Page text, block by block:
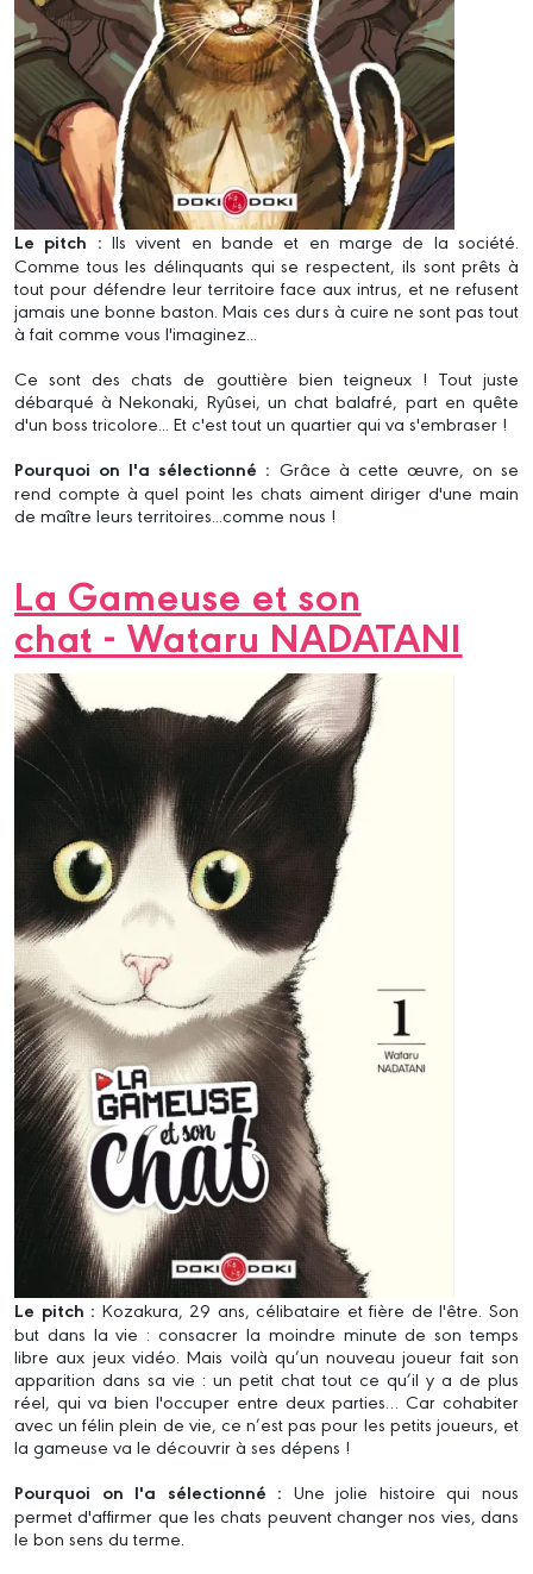
Le pitch : Ils vivent en bande et en marge de la société.
Comme tous les délinquants qui se respectent, ils sont prêts à
tout pour défendre leur territoire face aux intrus, et ne refusent
jamais une bonne baston. Mais ces durs à cuire ne sont pas tout
à fait comme vous l'imaginez...
Ce sont des chats de gouttière bien teigneux ! Tout juste
débarqué à Nekonaki, Ryûsei, un chat balafré, part en quête
d'un boss tricolore... Et c'est tout un quartier qui va s'embraser !
Pourquoi on l'a sélectionné : Grâce à cette œuvre, on se
rend compte à quel point les chats aiment diriger d'une main
de maître leurs territoires...comme nous !
La Gameuse et son
chat - Wataru NADATANI
Le pitch : Kozakura, 29 ans, célibataire et fière de l'être. Son
but dans la vie : consacrer la moindre minute de son temps
libre aux jeux vidéo. Mais voilà qu’un nouveau joueur fait son
apparition dans sa vie : un petit chat tout ce qu’il y a de plus
réel, qui va bien l'occuper entre deux parties… Car cohabiter
avec un félin plein de vie, ce n’est pas pour les petits joueurs, et
la gameuse va le découvrir à ses dépens !
Pourquoi on l'a sélectionné : Une jolie histoire qui nous
permet d'affirmer que les chats peuvent changer nos vies, dans
le bon sens du terme.